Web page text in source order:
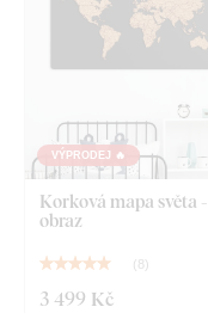
VÝPRODEJ 🔥
Korková mapa světa -
obraz
( 8 )
3 499 Kč